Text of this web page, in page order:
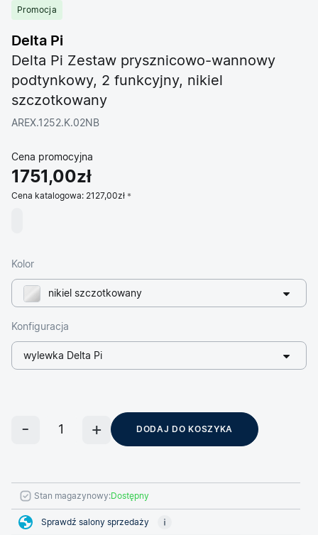
Promocja
Delta Pi
Delta Pi Zestaw prysznicowo-wannowy
podtynkowy, 2 funkcyjny, nikiel
szczotkowany
AREX.1252.K.02NB
Cena promocyjna
1751,00zł
Cena katalogowa: 2127,00zł
Kolor
nikiel szczotkowany
Konfiguracja
wylewka Delta Pi
DODAJ DO KOSZYKA
Stan magazynowy:Dostępny
Sprawdź salony sprzedaży